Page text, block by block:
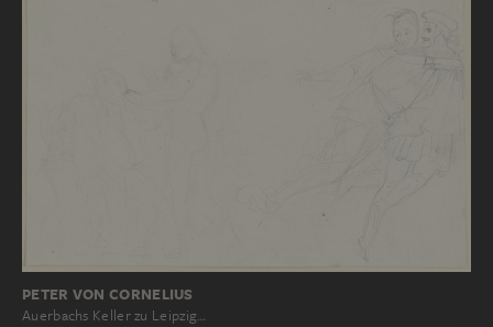
PETER VON CORNELIUS
Auerbachs Keller zu Leipzig…